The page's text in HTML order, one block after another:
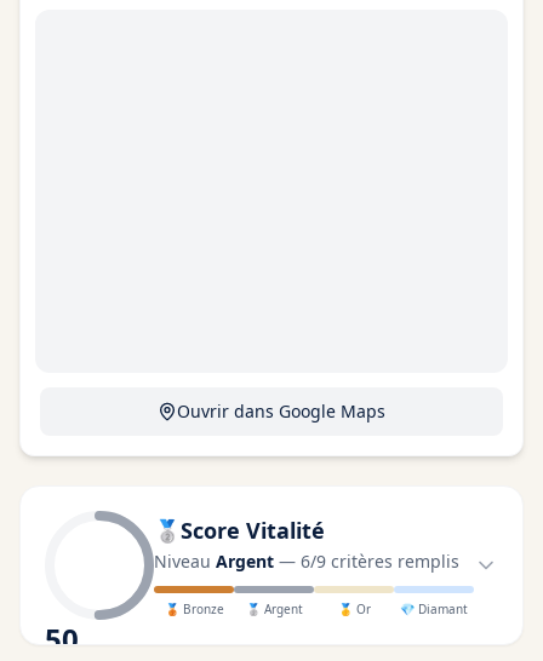
Ouvrir dans Google Maps
50
🥈 Score Vitalité
Niveau Argent — 6/9 critères remplis
🥉 Bronze 🥈 Argent 🥇 Or 💎 Diamant